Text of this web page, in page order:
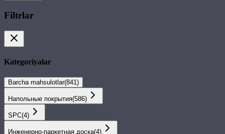
Filtrlar
Kategoriyalar
Barcha mahsulotlar(841)
Напольные покрытия(586)
SPС(4)
Инженерно-паркетная доска(4)